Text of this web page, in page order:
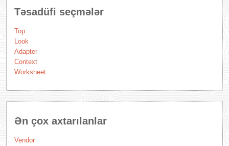
Təsadüfi seçmələr
Top
Look
Adapter
Context
Worksheet
Ən çox axtarılanlar
Vendor